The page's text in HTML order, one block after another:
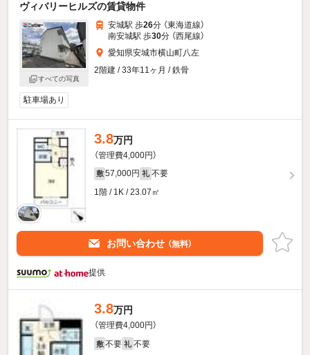
ヴィバリーヒルズの賃貸物件
すべての写真
安城駅 歩26分 （東海道線）
南安城駅 歩30分 （西尾線）
愛知県安城市横山町八左
2階建 / 33年11ヶ月 / 鉄骨
駐車場あり
3.8万円
（管理費4,000円）
敷 57,000円 礼 不要
1階 / 1K / 23.07㎡
お問い合わせ （無料）
提供
3.8万円
（管理費4,000円）
敷 不要 礼 不要